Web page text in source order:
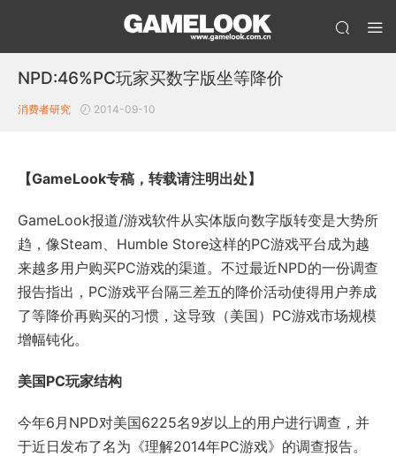
NPD:46%PC玩家买数字版坐等降价
消费者研究 2014-09-10
【GameLook专稿，转载请注明出处】
GameLook报道/游戏软件从实体版向数字版转变是大势所
趋，像Steam、Humble Store这样的PC游戏平台成为越
来越多用户购买PC游戏的渠道。不过最近NPD的一份调查
报告指出，PC游戏平台隔三差五的降价活动使得用户养成
了等降价再购买的习惯，这导致（美国）PC游戏市场规模
增幅钝化。
美国PC玩家结构
今年6月NPD对美国6225名9岁以上的用户进行调查，并
于近日发布了名为《理解2014年PC游戏》的调查报告。